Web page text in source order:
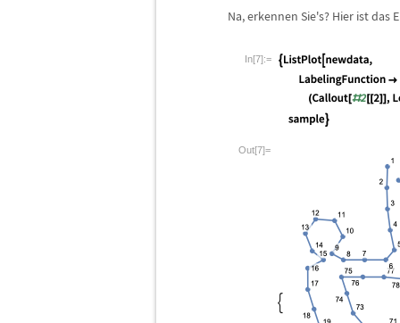
Na, erkennen Sie's? Hier ist
In[7]:=
Out[7]=